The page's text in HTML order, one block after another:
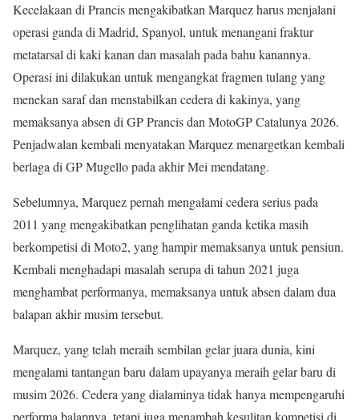
Kecelakaan di Prancis mengakibatkan Marquez harus menjalani
operasi ganda di Madrid, Spanyol, untuk menangani fraktur
metatarsal di kaki kanan dan masalah pada bahu kanannya.
Operasi ini dilakukan untuk mengangkat fragmen tulang yang
menekan saraf dan menstabilkan cedera di kakinya, yang
memaksanya absen di GP Prancis dan MotoGP Catalunya 2026.
Penjadwalan kembali menyatakan Marquez menargetkan kembali
berlaga di GP Mugello pada akhir Mei mendatang.
Sebelumnya, Marquez pernah mengalami cedera serius pada
2011 yang mengakibatkan penglihatan ganda ketika masih
berkompetisi di Moto2, yang hampir memaksanya untuk pensiun.
Kembali menghadapi masalah serupa di tahun 2021 juga
menghambat performanya, memaksanya untuk absen dalam dua
balapan akhir musim tersebut.
Marquez, yang telah meraih sembilan gelar juara dunia, kini
mengalami tantangan baru dalam upayanya meraih gelar baru di
musim 2026. Cedera yang dialaminya tidak hanya mempengaruhi